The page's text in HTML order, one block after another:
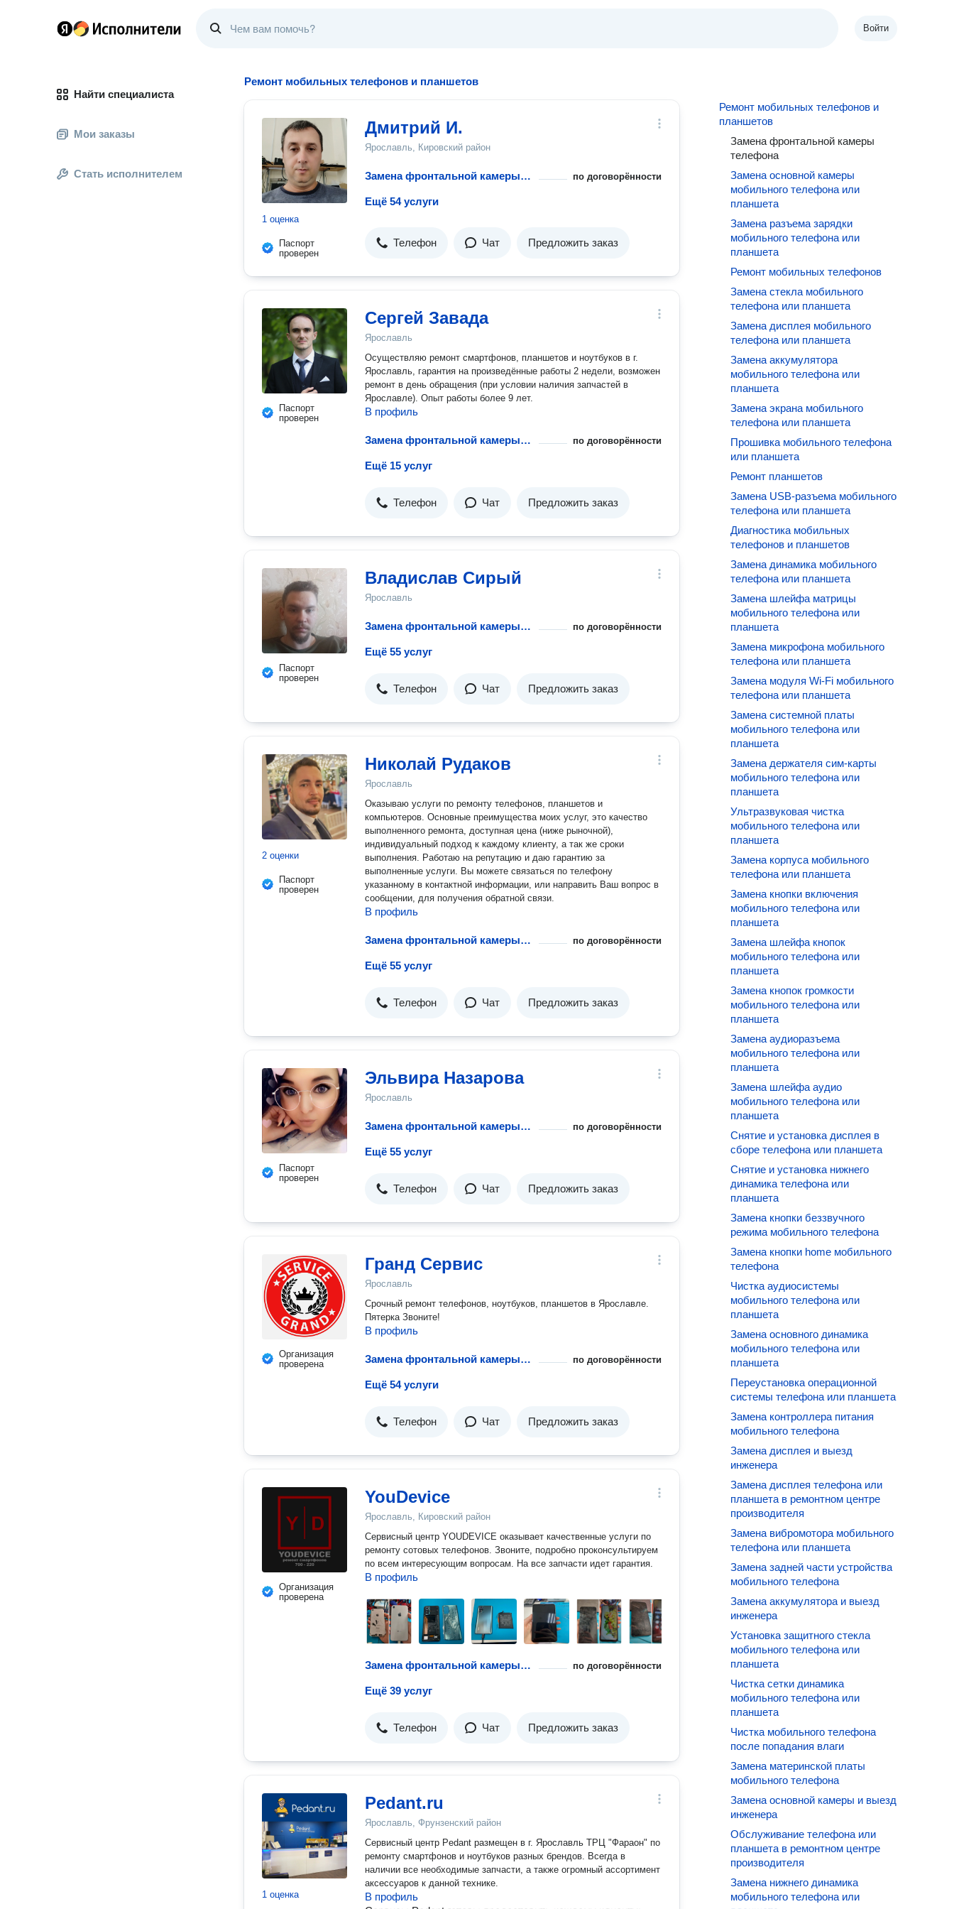
Войти
Найти специалиста
Мои заказы
Стать исполнителем
Ремонт мобильных телефонов и планшетов
1 оценка
Паспорт
проверен
Дмитрий И.
Ярославль, Кировский район
Замена фронтальной камеры телефона по договорённости
Ещё 54 услуги
Телефон Чат Предложить заказ
Паспорт
проверен
Сергей Завада
Ярославль
Осуществляю ремонт смартфонов, планшетов и ноутбуков в г.
Ярославль, гарантия на произведённые работы 2 недели, возможен
ремонт в день обращения (при условии наличия запчастей в
Ярославле). Опыт работы более 9 лет.
В профиль
Замена фронтальной камеры телефона по договорённости
Ещё 15 услуг
Телефон Чат Предложить заказ
Паспорт
проверен
Владислав Сирый
Ярославль
Замена фронтальной камеры телефона по договорённости
Ещё 55 услуг
Телефон Чат Предложить заказ
2 оценки
Паспорт
проверен
Николай Рудаков
Ярославль
Оказываю услуги по ремонту телефонов, планшетов и
компьютеров. Основные преимущества моих услуг, это качество
выполненного ремонта, доступная цена (ниже рыночной),
индивидуальный подход к каждому клиенту, а так же сроки
выполнения. Работаю на репутацию и даю гарантию за
выполненные услуги. Вы можете связаться по телефону
указанному в контактной информации, или направить Ваш вопрос в
сообщении, для получения обратной связи.
В профиль
Замена фронтальной камеры телефона по договорённости
Ещё 55 услуг
Телефон Чат Предложить заказ
Паспорт
проверен
Эльвира Назарова
Ярославль
Замена фронтальной камеры телефона по договорённости
Ещё 55 услуг
Телефон Чат Предложить заказ
Организация
проверена
Гранд Сервис
Ярославль
Срочный ремонт телефонов, ноутбуков, планшетов в Ярославле.
Пятерка Звоните!
В профиль
Замена фронтальной камеры телефона по договорённости
Ещё 54 услуги
Телефон Чат Предложить заказ
Организация
проверена
YouDevice
Ярославль, Кировский район
Сервисный центр YOUDEVICE оказывает качественные услуги по
ремонту сотовых телефонов. Звоните, подробно проконсультируем
по всем интересующим вопросам. На все запчасти идет гарантия.
В профиль
Замена фронтальной камеры телефона по договорённости
Ещё 39 услуг
Телефон Чат Предложить заказ
1 оценка
Pedant.ru
Ярославль, Фрунзенский район
Сервисный центр Pedant размещен в г. Ярославль ТРЦ "Фараон" по
ремонту смартфонов и ноутбуков разных брендов. Всегда в
наличии все необходимые запчасти, а также огромный ассортимент
аксессуаров к данной технике.
В профиль
Ремонт мобильных телефонов и
планшетов
Замена фронтальной камеры
телефона
Замена основной камеры
мобильного телефона или
планшета
Замена разъема зарядки
мобильного телефона или
планшета
Ремонт мобильных телефонов
Замена стекла мобильного
телефона или планшета
Замена дисплея мобильного
телефона или планшета
Замена аккумулятора
мобильного телефона или
планшета
Замена экрана мобильного
телефона или планшета
Прошивка мобильного телефона
или планшета
Ремонт планшетов
Замена USB-разъема мобильного
телефона или планшета
Диагностика мобильных
телефонов и планшетов
Замена динамика мобильного
телефона или планшета
Замена шлейфа матрицы
мобильного телефона или
планшета
Замена микрофона мобильного
телефона или планшета
Замена модуля Wi-Fi мобильного
телефона или планшета
Замена системной платы
мобильного телефона или
планшета
Замена держателя сим-карты
мобильного телефона или
планшета
Ультразвуковая чистка
мобильного телефона или
планшета
Замена корпуса мобильного
телефона или планшета
Замена кнопки включения
мобильного телефона или
планшета
Замена шлейфа кнопок
мобильного телефона или
планшета
Замена кнопок громкости
мобильного телефона или
планшета
Замена аудиоразъема
мобильного телефона или
планшета
Замена шлейфа аудио
мобильного телефона или
планшета
Снятие и установка дисплея в
сборе телефона или планшета
Снятие и установка нижнего
динамика телефона или
планшета
Замена кнопки беззвучного
режима мобильного телефона
Замена кнопки home мобильного
телефона
Чистка аудиосистемы
мобильного телефона или
планшета
Замена основного динамика
мобильного телефона или
планшета
Переустановка операционной
системы телефона или планшета
Замена контроллера питания
мобильного телефона
Замена дисплея и выезд
инженера
Замена дисплея телефона или
планшета в ремонтном центре
производителя
Замена вибромотора мобильного
телефона или планшета
Замена задней части устройства
мобильного телефона
Замена аккумулятора и выезд
инженера
Установка защитного стекла
мобильного телефона или
планшета
Чистка сетки динамика
мобильного телефона или
планшета
Чистка мобильного телефона
после попадания влаги
Замена материнской платы
мобильного телефона
Замена основной камеры и выезд
инженера
Обслуживание телефона или
планшета в ремонтном центре
производителя
Замена нижнего динамика
мобильного телефона или